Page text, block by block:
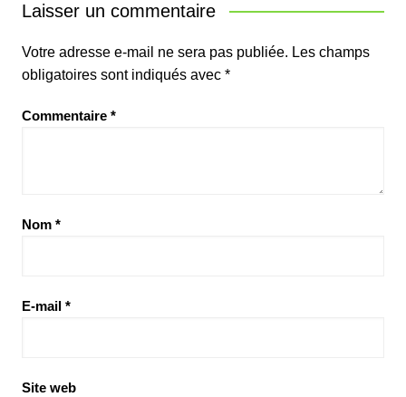
Laisser un commentaire
Votre adresse e-mail ne sera pas publiée. Les champs
obligatoires sont indiqués avec *
Commentaire *
Nom *
E-mail *
Site web